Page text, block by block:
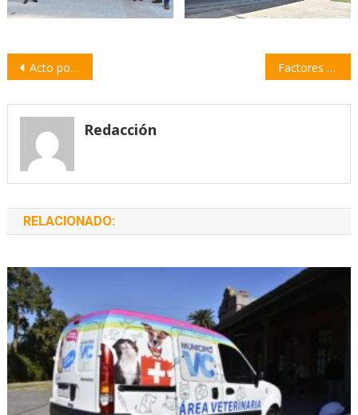
Navegación
entradas
Acto por el Bicentenario de la Independencia del Perú Factores de riesgo que se contemplarán para la vacunación de personas de 12 a 17 años
Redacción
RELACIONADO: